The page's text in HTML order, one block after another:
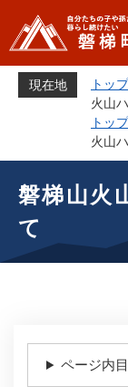
ジ
す
現在地 トッ
火山
トッ
火山
磐梯山火
て
ページ内